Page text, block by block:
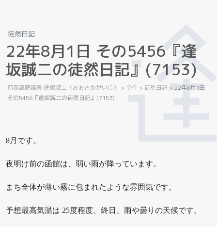
徒然日記
22年8月1 日 その5456 『逢
坂誠二の徒然日記』 (71 53)
前衆議院議員 逢坂誠二（おおさかせいじ） > 全件 > 徒然日記 >22年8月1日
その5456『逢坂誠二の徒然日記』(7153)
8月です。
夜明け前の函館は、弱い雨が降っています。
まち全体が薄い霧に包まれたような雰囲気です。
予想最高気温は 25度程度、終日、雨や曇りの天候です。